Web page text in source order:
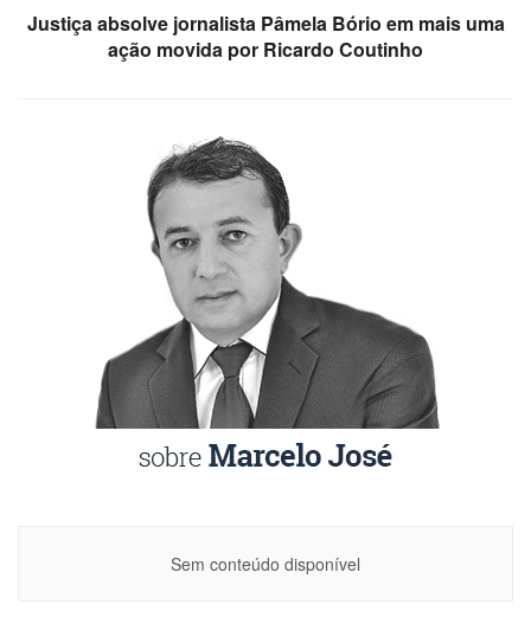
Justiça absolve jornalista Pâmela Bório em mais uma
ação movida por Ricardo Coutinho
Sem conteúdo disponível